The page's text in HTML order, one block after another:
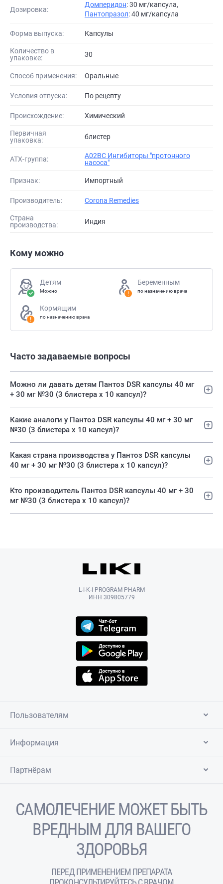
Дозировка:
Домперидон: 30 мг/капсула,
Пантопразол: 40 мг/капсула
Форма выпуска: Капсулы
Количество в
упаковке:
30
Способ применения: Оральные
Условия отпуска: По рецепту
Происхождение: Химический
Первичная
упаковка:
блистер
АТХ-группа:
A02BC Ингибиторы "протонного
насоса"
Признак: Импортный
Производитель: Corona Remedies
Страна
производства:
Индия
Кому можно
Детям
Можно
Беременным
по назначению врача
Кормящим
по назначению врача
Часто задаваемые вопросы
Можно ли давать детям Пантоз DSR капсулы 40 мг
+ 30 мг №30 (3 блистера х 10 капсул)?
Какие аналоги у Пантоз DSR капсулы 40 мг + 30 мг
№30 (3 блистера х 10 капсул)?
Какая страна производства у Пантоз DSR капсулы
40 мг + 30 мг №30 (3 блистера х 10 капсул)?
Кто производитель Пантоз DSR капсулы 40 мг + 30
мг №30 (3 блистера х 10 капсул)?
L-I-K-I PROGRAM PHARM
ИНН 309805779
Пользователям
Информация
Партнёрам
САМОЛЕЧЕНИЕ МОЖЕТ БЫТЬ
ВРЕДНЫМ ДЛЯ ВАШЕГО
ЗДОРОВЬЯ
ПЕРЕД ПРИМЕНЕНИЕМ ПРЕПАРАТА